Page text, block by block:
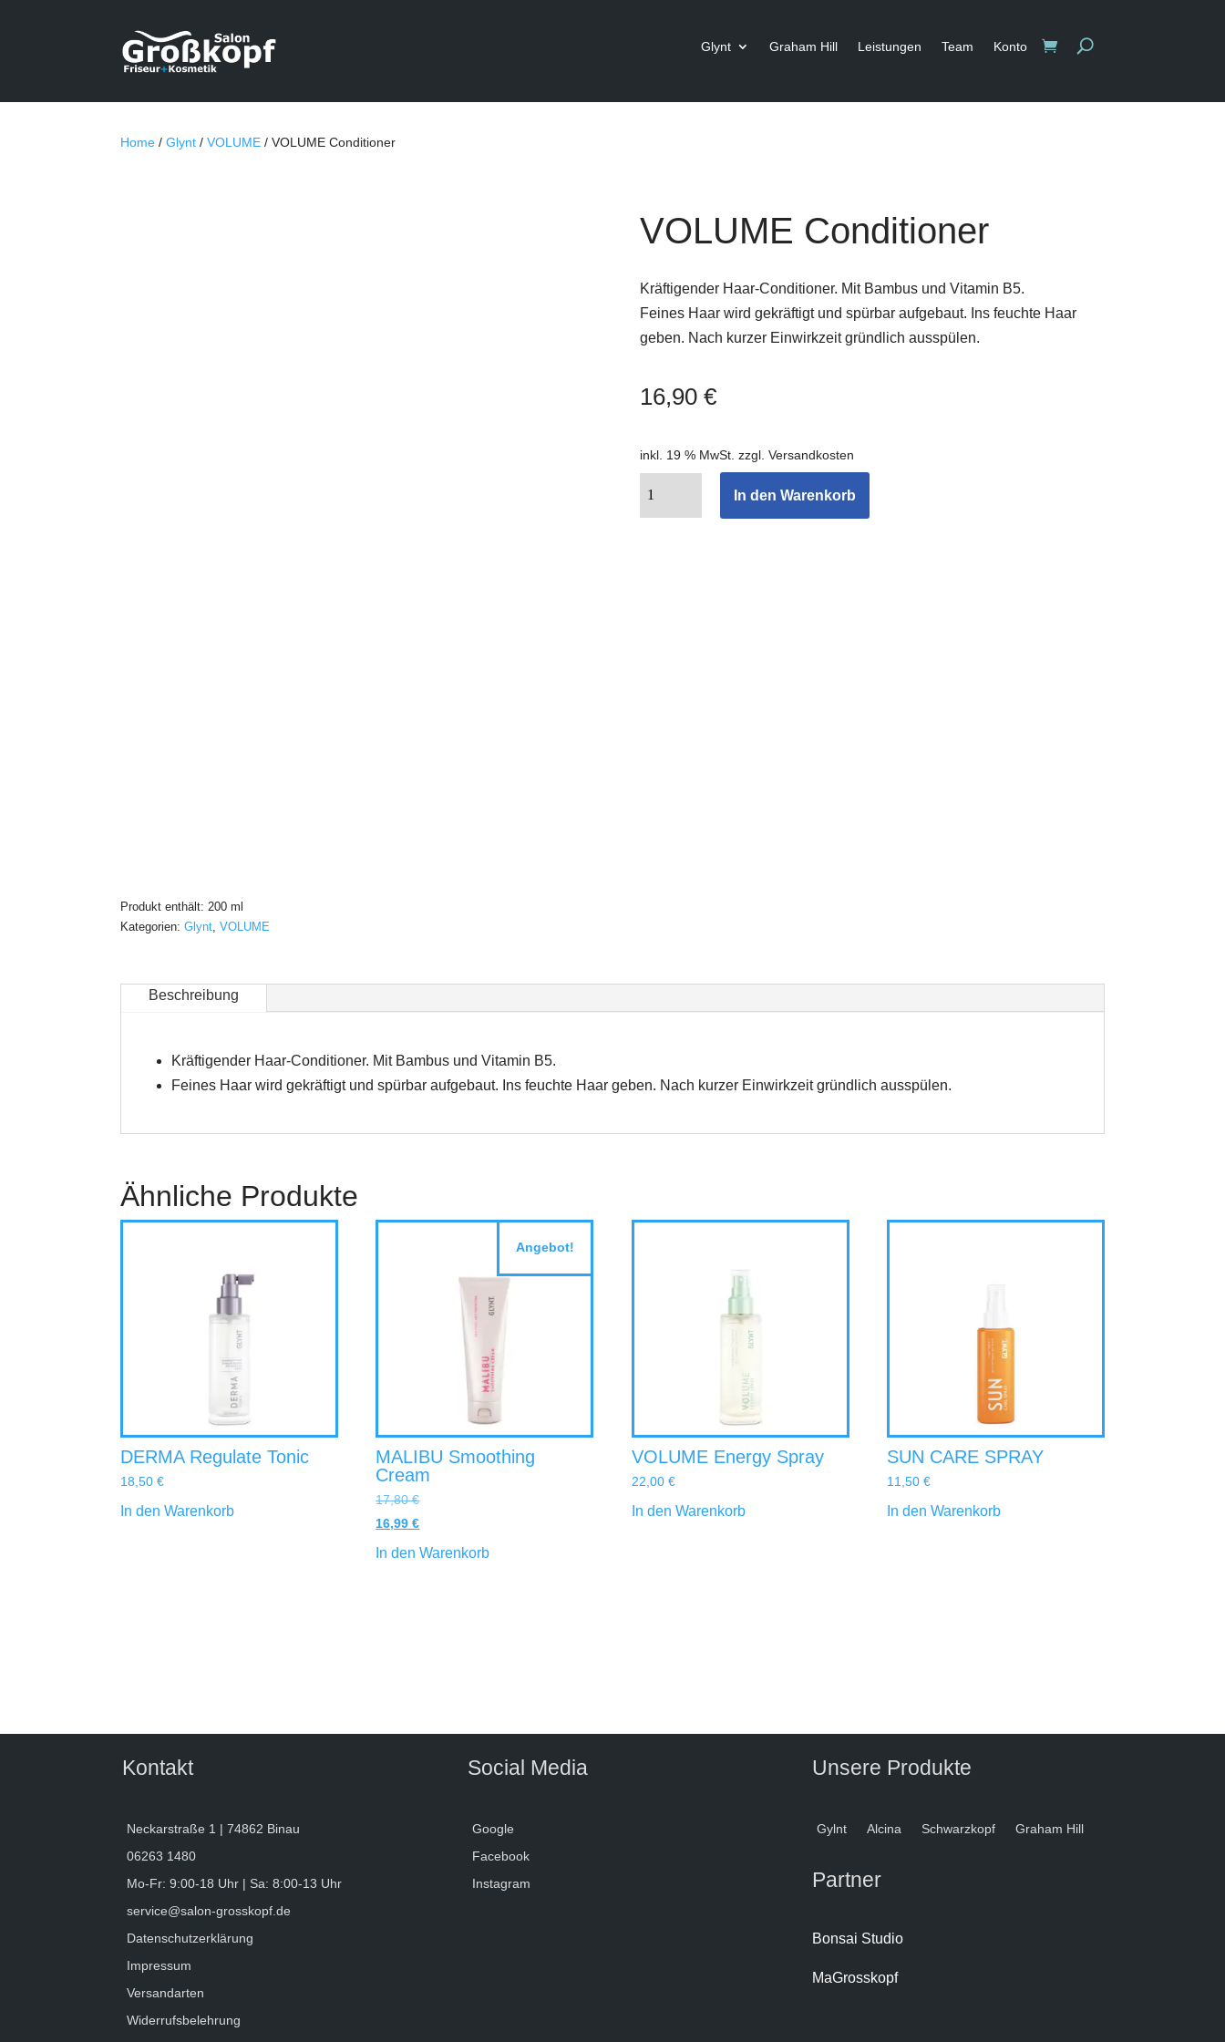
Glynt Graham Hill Leistungen Team Konto
Home / Glynt / VOLUME / VOLUME Conditioner
Produkt enthält: 200 ml
Kategorien: Glynt, VOLUME
VOLUME Conditioner
Kräftigender Haar-Conditioner. Mit Bambus und Vitamin B5.
Feines Haar wird gekräftigt und spürbar aufgebaut. Ins feuchte Haar
geben. Nach kurzer Einwirkzeit gründlich ausspülen.
16,90 €
inkl. 19 % MwSt. zzgl. Versandkosten
In den Warenkorb
Beschreibung
Kräftigender Haar-Conditioner. Mit Bambus und Vitamin B5.
Feines Haar wird gekräftigt und spürbar aufgebaut. Ins feuchte Haar geben. Nach kurzer Einwirkzeit gründlich ausspülen.
Ähnliche Produkte
DERMA Regulate Tonic
18,50 €
In den Warenkorb
Angebot!
MALIBU Smoothing
Cream
17,80€
16,99€
In den Warenkorb
VOLUME Energy Spray
22,00 €
In den Warenkorb
SUN CARE SPRAY
11,50 €
In den Warenkorb
Kontakt
Neckarstraße 1 | 74862 Binau
06263 1480
Mo-Fr: 9:00-18 Uhr | Sa: 8:00-13 Uhr
service@salon-grosskopf.de
Datenschutzerklärung
Impressum
Versandarten
Widerrufsbelehrung
Social Media
Google
Facebook
Instagram
Unsere Produkte
Gylnt Alcina Schwarzkopf Graham Hill
Partner
Bonsai Studio
MaGrosskopf